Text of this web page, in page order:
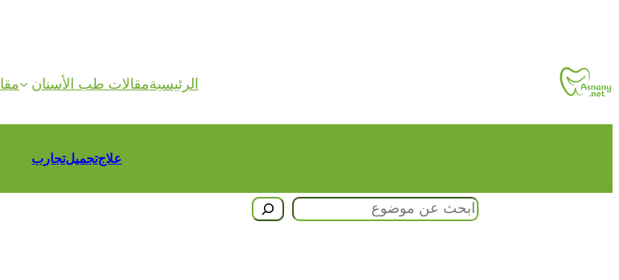
الرئيسيةمقالات طب الأسنان
علاجتجميلتجارب